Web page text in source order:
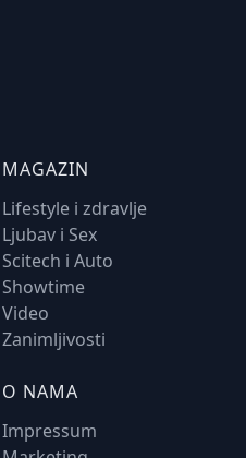
MAGAZIN
Lifestyle i zdravlje
Ljubav i Sex
Scitech i Auto
Showtime
Video
Zanimljivosti
O NAMA
Impressum